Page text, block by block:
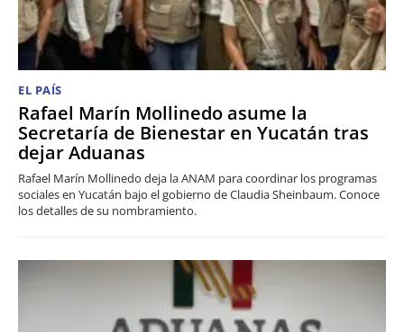
EL PAÍS
Rafael Marín Mollinedo asume la
Secretaría de Bienestar en Yucatán tras
dejar Aduanas
Rafael Marín Mollinedo deja la ANAM para coordinar los programas
sociales en Yucatán bajo el gobierno de Claudia Sheinbaum. Conoce
los detalles de su nombramiento.